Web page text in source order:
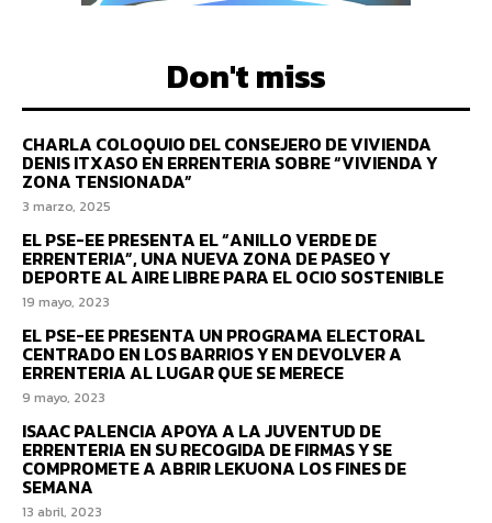
Don't miss
CHARLA COLOQUIO DEL CONSEJERO DE VIVIENDA
DENIS ITXASO EN ERRENTERIA SOBRE “VIVIENDA Y
ZONA TENSIONADA”
3 marzo, 2025
EL PSE-EE PRESENTA EL “ANILLO VERDE DE
ERRENTERIA”, UNA NUEVA ZONA DE PASEO Y
DEPORTE AL AIRE LIBRE PARA EL OCIO SOSTENIBLE
19 mayo, 2023
EL PSE-EE PRESENTA UN PROGRAMA ELECTORAL
CENTRADO EN LOS BARRIOS Y EN DEVOLVER A
ERRENTERIA AL LUGAR QUE SE MERECE
9 mayo, 2023
ISAAC PALENCIA APOYA A LA JUVENTUD DE
ERRENTERIA EN SU RECOGIDA DE FIRMAS Y SE
COMPROMETE A ABRIR LEKUONA LOS FINES DE
SEMANA
13 abril, 2023